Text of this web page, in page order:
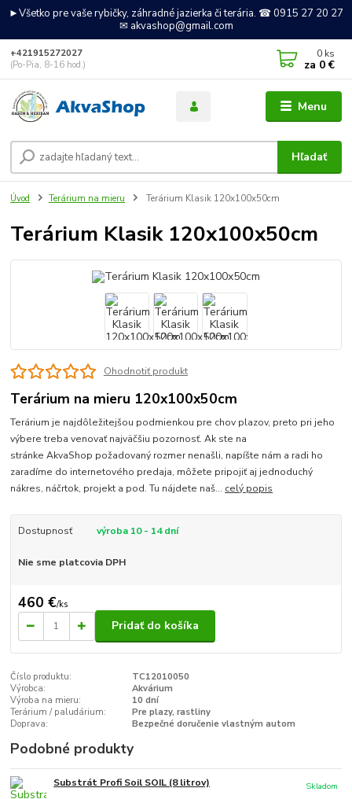
►Všetko pre vaše rybičky, záhradné jazierka či terária. ☎ 0915 27 20 27
✉ akvashop@gmail.com
Menu
Hľadať
+421915272027
(Po-Pia, 8-16 hod.)
0 ks
za 0 €
Úvod Terárium na mieru Terárium Klasik 120x100x50cm
Terárium Klasik 120x100x50cm
Ohodnotiť produkt
Terárium na mieru 120x100x50cm
Terárium je najdôležitejšou podmienkou pre chov plazov, preto pri jeho
výbere treba venovať najväčšiu pozornosť. Ak ste na
stránke AkvaShop požadovaný rozmer nenašli, napíšte nám a radi ho
zaradíme do internetového predaja, môžete pripojiť aj jednoduchý
nákres, náčrtok, projekt a pod. Tu nájdete naš... celý popis
Dostupnosť výroba 10 - 14 dní
Nie sme platcovia DPH
460 €/ks
Pridať do košíka
Číslo produktu:
TC12010050
Výrobca:
Akvárium
Výroba na mieru:
10 dní
Terárium / paludárium:
Pre plazy, rastliny
Doprava:
Bezpečné doručenie vlastným autom
Podobné produkty
Substrát Profi Soil SOIL (8 litrov)
Skladom